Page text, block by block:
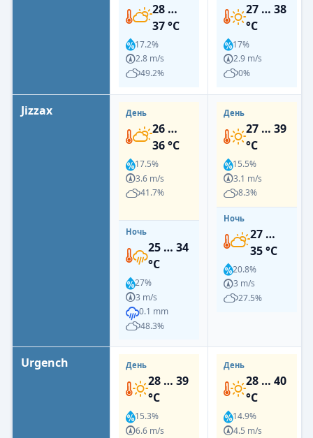
28 …
37 °C
17.2%
2.8 m/s
49.2%
27 … 38
°C
17%
2.9 m/s
0%
Jizzax День
26 …
36 °C
17.5%
3.6 m/s
41.7%
Ночь
25 … 34
°C
27%
3 m/s
0.1 mm
48.3%
День
27 … 39
°C
15.5%
3.1 m/s
8.3%
Ночь
27 …
35 °C
20.8%
3 m/s
27.5%
Urgench День
28 … 39
°C
15.3%
6.6 m/s
День
28 … 40
°C
14.9%
4.5 m/s